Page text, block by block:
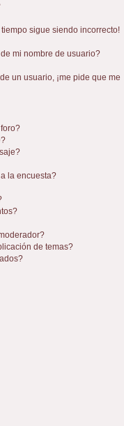
sigue siendo incorrecto!
mi nombre de usuario?
un usuario, ¡me pide que me
la encuesta?
de temas?